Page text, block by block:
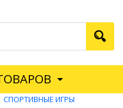
СПОРТИВНЫЕ ИГРЫ